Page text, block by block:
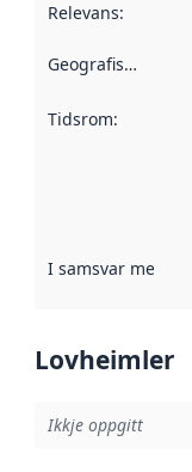
Relevans:
Geografisk område
Tidsrom:
I samsvar med
Lovheimler
Ikkje oppgitt